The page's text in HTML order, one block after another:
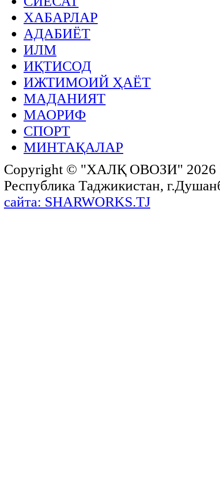
ХАБАРЛАР
АДАБИЁТ
ИЛМ
ИҚТИСОД
ИЖТИМОИЙ ҲАЁТ
МАДАНИЯТ
МАОРИФ
СПОРТ
МИНТАҚАЛАР
Copyright © "ХАЛҚ ОВОЗИ"
Республика Таджикистан,
сайта: SHARWORKS.TJ